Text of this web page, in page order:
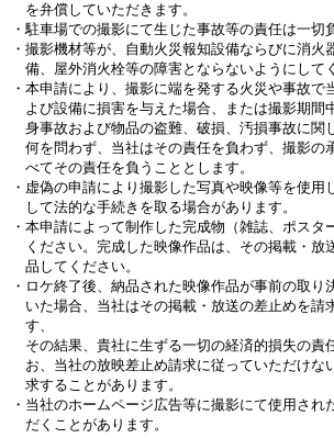
を弁償していただきます。
・駐車場での撮影にて生じた事故等の責任は一切
・撮影機材等が、自動火災報知設備ならびに消火
備、屋外消火栓等の障害とならないようにして
・本申請により、撮影に端を発する火災や事故で
よび設備に損害を与えた場合、または撮影期間
身事故および物品の盗難、破損、汚損事故に関
何を問わず、当社はその責任を負わず、撮影の
べてその責任を負うこととします。
・虚偽の申請により撮影した写真や映像等を使用
して法的な手続きを取る場合があります。
・本申請によって制作した完成物（雑誌、ポスタ
ください。完成した映像作品は、その掲載・放
品してください。
・ロケ終了後、納品された映像作品が事前の取り
いた場合、当社はその掲載・放送の差止めを請
す、
その結果、貴社に生ずる一切の経済的損失の責
お、当社の放映差止め請求に従っていただけな
求することがあります。
・当社のホームページ広告等に撮影にて使用され
だくことがあります。